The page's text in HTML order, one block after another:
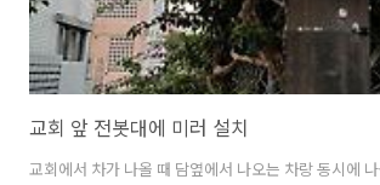
교회 앞 전봇대에 미러 설치
교회에서 차가 나올 때 담옆에서 나오는 차랑 동시에